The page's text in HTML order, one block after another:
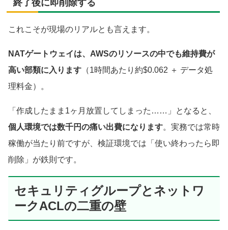
終了後に即削除する
これこそが現場のリアルとも言えます。
NATゲートウェイは、AWSのリソースの中でも維持費が
高い部類に入ります （1時間あたり約$0.062 ＋ データ処
理料金）。
「作成したまま1ヶ月放置してしまった……」となると、
個人環境では数千円の痛い出費になります。実務では常時
稼働が当たり前ですが、検証環境では「使い終わったら即
削除」が鉄則です。
セキュリティグループとネットワ
ークACLの二重の壁